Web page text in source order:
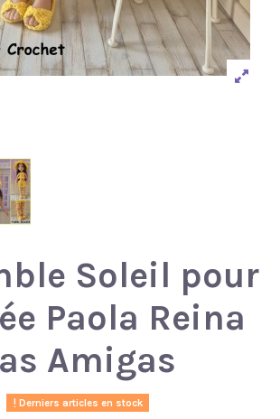
Soleil pour
Paola Reina
Amigas
Derniers articles en stock